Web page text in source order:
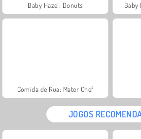
Baby Hazel: Donuts Baby
Comida de Rua: Mater Chef
JOGOS